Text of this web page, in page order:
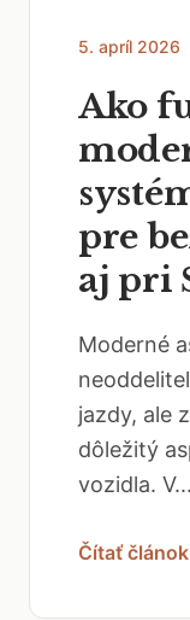
5. apríl 2026
Ako
pre
aj pri
Moderné
jazdy, ale
dôležitý
vozidla. V...
Čítať